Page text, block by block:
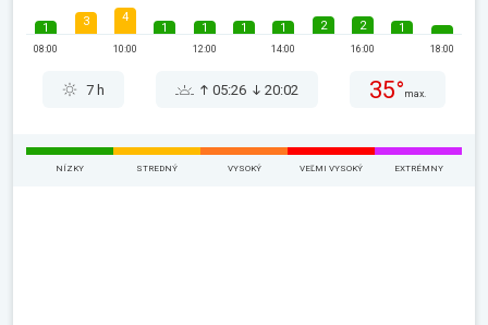
1
08:00
3 4
10:00
1 1
12:00
1 1
14:00
2 2
16:00
1
18:00
7 h 05:26 20:02 35° max.
NÍZKY STREDNÝ VYSOKÝ VEĽMI VYSOKÝ EXTRÉMNY